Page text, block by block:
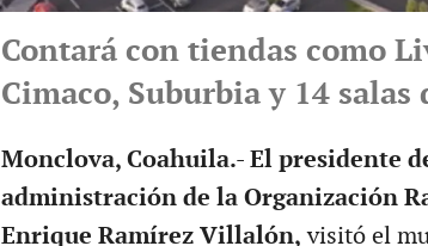
Contará con tiendas como
Cimaco, Suburbia y 14 salas
Monclova, Coahuila.- El presidente
administración de la Organización
Enrique Ramírez Villalón, visitó el